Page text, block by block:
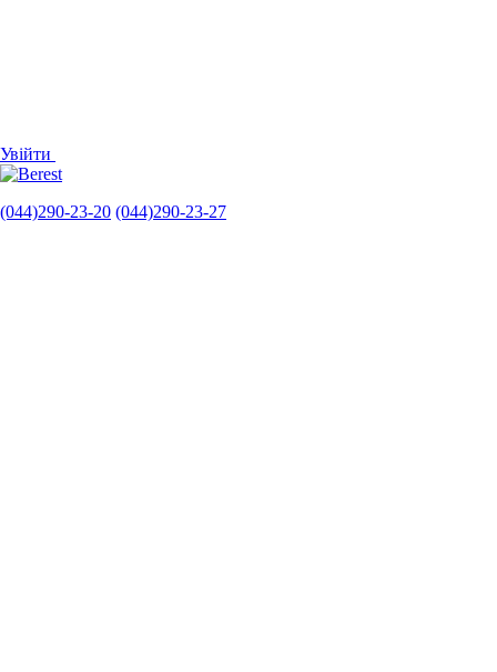
Увійти
(044)290-23-20 (044)290-23-27